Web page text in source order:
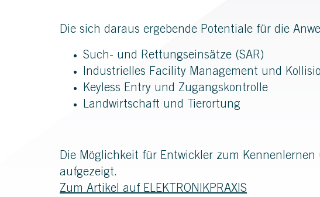
Die sich daraus ergebende Potentiale für die
Such- und Rettungseinsätze (SAR)
Industrielles Facility Management und
Keyless Entry und Zugangskontrolle
Landwirtschaft und Tierortung
Die Möglichkeit für Entwickler zum
aufgezeigt.
Zum Artikel auf ELEKTRONIKPRAXIS